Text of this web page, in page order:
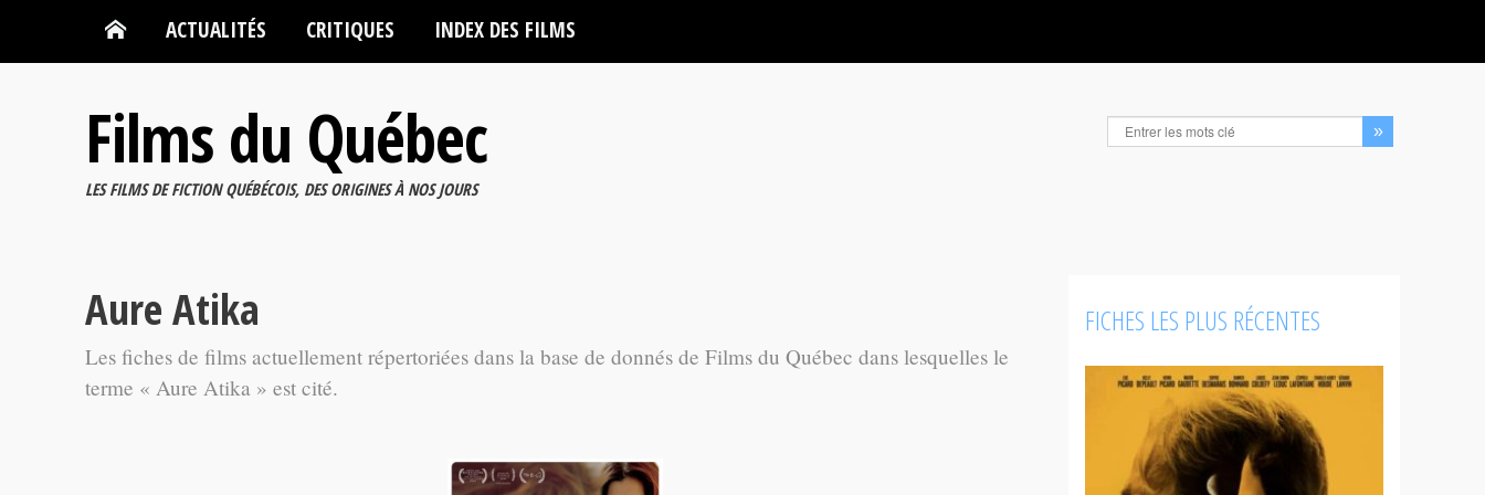
ACTUALITÉS CRITIQUES INDEX DES FILMS
Films du Québec
LES FILMS DE FICTION QUÉBÉCOIS, DES ORIGINES À NOS JOURS
Aure Atika
Les fiches de films actuellement répertoriées dans la base de donnés de Films du Québec dans lesquelles le
terme « Aure Atika » est cité.
FICHES LES PLUS RÉCENTES